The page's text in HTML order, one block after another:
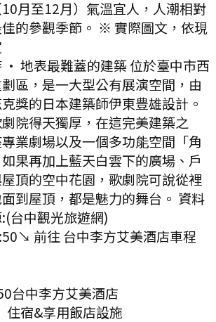
月至12月）氣溫宜人，人潮相對
的參觀季節。 ※ 實際圖文，依現
· 地表最難蓋的建築 位於臺中市西
區，是一大型公有展演空間，由
獎的日本建築師伊東豊雄設計。
院得天獨厚，在這完美建築之
業劇場以及一個多功能空間「角
果再加上藍天白雲下的廣場、戶
頂的空中花園，歌劇院可說從裡
到屋頂，都是魅力的舞台。 資料
台中觀光旅遊網)
↘ 前往 台中李方艾美酒店車程
台中李方艾美酒店
住宿&享用飯店設施